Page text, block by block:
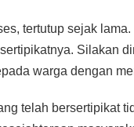
tertutup sejak
Silakan
warga dengan
telah bersertipikat